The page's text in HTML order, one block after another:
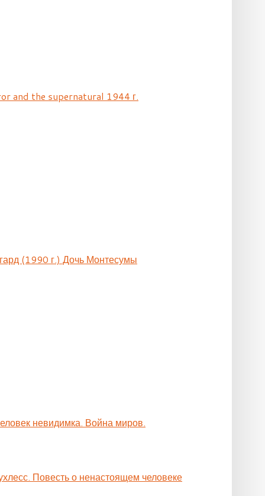
and the supernatural 1944 г.
(1990 г.) Дочь Монтесумы
невидимка. Война миров.
Повесть о ненастоящем человеке